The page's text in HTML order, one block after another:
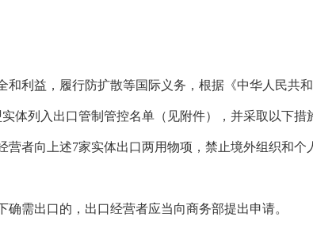
和利益，履行防扩散等国际义务，根据《中华人民共
体列入出口管制管控名单（见附件），并采取以下措
营者向上述7家实体出口两用物项，禁止境外组织和
确需出口的，出口经营者应当向商务部提出申请。